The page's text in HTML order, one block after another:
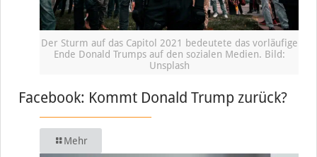
Der Sturm auf das Capitol 2021 bedeutete das vorläufige
Ende Donald Trumps auf den sozialen Medien. Bild:
Unsplash
Facebook: Kommt Donald Trump zurück?
Mehr